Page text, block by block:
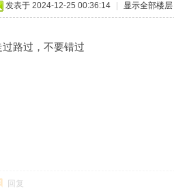
发表于 2024-12-25 00:36:14 显示全部楼层
过路过，不要错过
回复